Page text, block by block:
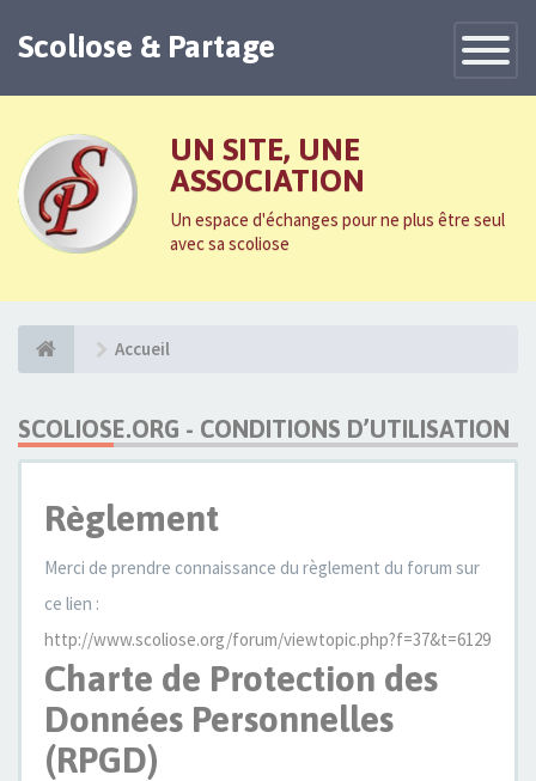
Toggle
Scoliose & Partage
UN SITE, UNE
ASSOCIATION
Un espace d'échanges pour ne plus être seul
avec sa scoliose
Accueil
SCOLIOSE.ORG - CONDITIONS D’UTILISATION
Règlement
Merci de prendre connaissance du règlement du forum sur
ce lien :
http://www.scoliose.org/forum/viewtopic.php?f=37&t=6129
Charte de Protection des
Données Personnelles
(RPGD)